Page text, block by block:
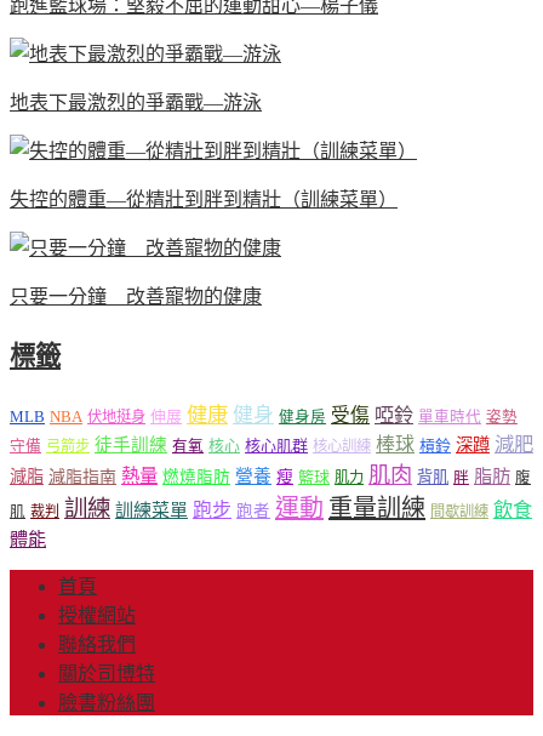
跑進籃球場：堅毅不屈的運動甜心—楊子儀
地表下最激烈的爭霸戰—游泳
失控的體重—從精壯到胖到精壯（訓練菜單）
只要一分鐘 改善寵物的健康
標籤
MLB NBA 伏地挺身 伸展 健康 健身 健身房 受傷 啞鈴 單車時代 姿勢
守備 弓箭步 徒手訓練 有氧 核心 核心肌群 核心訓練 棒球 槓鈴 深蹲 減肥
減脂 減脂指南 熱量 燃燒脂肪 營養 瘦 籃球 肌力 肌肉 背肌 胖 脂肪 腹
肌 裁判 訓練 訓練菜單 跑步 跑者 運動 重量訓練 間歇訓練 飲食
體能
首頁
授權網站
聯絡我們
關於司博特
臉書粉絲團